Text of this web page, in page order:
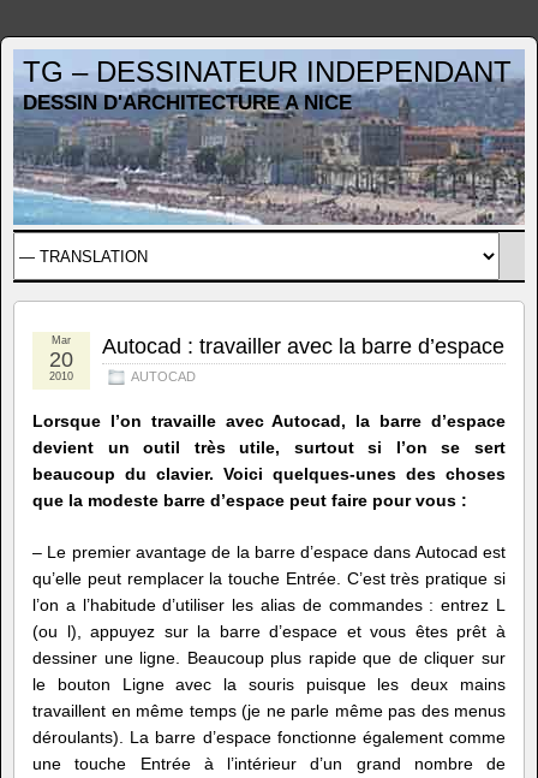
TG – DESSINATEUR INDEPENDANT
DESSIN D'ARCHITECTURE A NICE
Autocad : travailler avec la barre d’espace
AUTOCAD
Mar
20
2010
Lorsque l’on travaille avec Autocad, la barre d’espace
devient un outil très utile, surtout si l’on se sert
beaucoup du clavier. Voici quelques-unes des choses
que la modeste barre d’espace peut faire pour vous :
– Le premier avantage de la barre d’espace dans Autocad est
qu’elle peut remplacer la touche Entrée. C’est très pratique si
l’on a l’habitude d’utiliser les alias de commandes : entrez L
(ou l), appuyez sur la barre d’espace et vous êtes prêt à
dessiner une ligne. Beaucoup plus rapide que de cliquer sur
le bouton Ligne avec la souris puisque les deux mains
travaillent en même temps (je ne parle même pas des menus
déroulants). La barre d’espace fonctionne également comme
une touche Entrée à l’intérieur d’un grand nombre de